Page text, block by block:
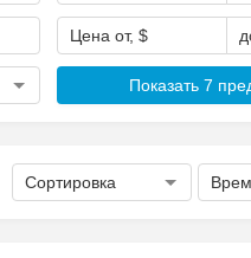
Цена от, $
Показать 7
Сортировка